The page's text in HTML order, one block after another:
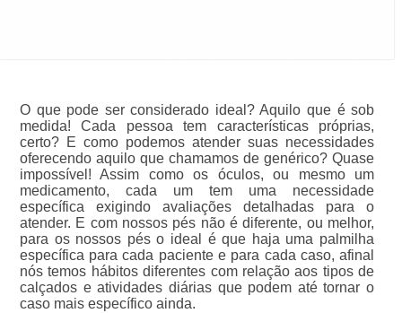
O que pode ser considerado ideal? Aquilo que é sob
medida! Cada pessoa tem características próprias,
certo? E como podemos atender suas necessidades
oferecendo aquilo que chamamos de genérico? Quase
impossível! Assim como os óculos, ou mesmo um
medicamento, cada um tem uma necessidade
específica exigindo avaliações detalhadas para o
atender. E com nossos pés não é diferente, ou melhor,
para os nossos pés o ideal é que haja uma palmilha
específica para cada paciente e para cada caso, afinal
nós temos hábitos diferentes com relação aos tipos de
calçados e atividades diárias que podem até tornar o
caso mais específico ainda.